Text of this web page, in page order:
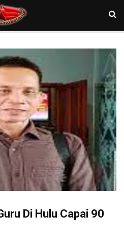
Di Hulu Capai 90